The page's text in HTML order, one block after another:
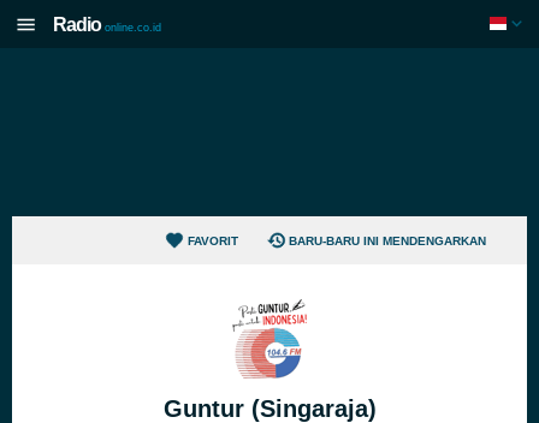
Radio online.co.id
FAVORIT BARU-BARU INI MENDENGARKAN
Guntur (Singaraja)